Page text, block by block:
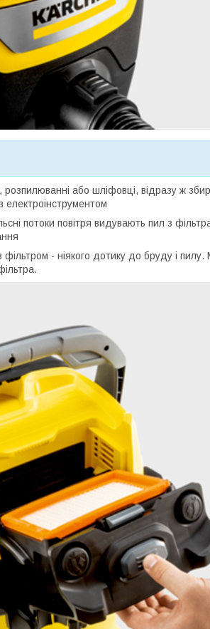
або шліфовці, відразу ж
електроінструментом
потоки повітря видувають пил з
- ніякого дотику до бруду і пилу.